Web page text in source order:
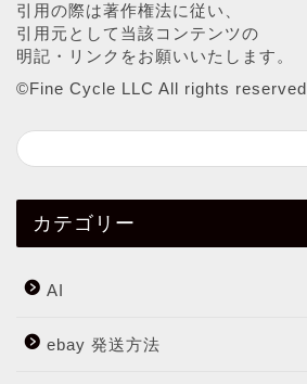
引用の際は著作権法に従い、
引用元として当該コンテンツの
明記・リンクをお願いいたします。
©︎Fine Cycle LLC All rights reserved
カテゴリー
AI
ebay 発送方法